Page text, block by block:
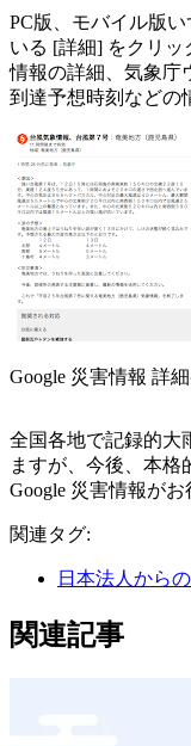
PC版、モバイル版
いる [詳細] をクリ
情報の詳細、気象庁
到達予想時刻などの
Google 災害情報 詳
全国各地で記録的大
ますが、今後、本格
Google 災害情報がお
関連タグ:
日本法人から
関連記事